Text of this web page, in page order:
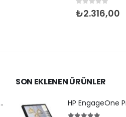
5 üzerinden
₺2.316,00
14-32G-1TBSD-WPr
SON EKLENEN ÜRÜNLER